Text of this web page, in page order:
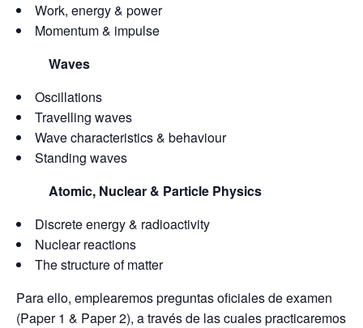
Work, energy & power
Momentum & impulse
Waves
Oscillations
Travelling waves
Wave characteristics & behaviour
Standing waves
Atomic, Nuclear & Particle Physics
Discrete energy & radioactivity
Nuclear reactions
The structure of matter
Para ello, emplearemos preguntas oficiales de examen
(Paper 1 & Paper 2), a través de las cuales practicaremos